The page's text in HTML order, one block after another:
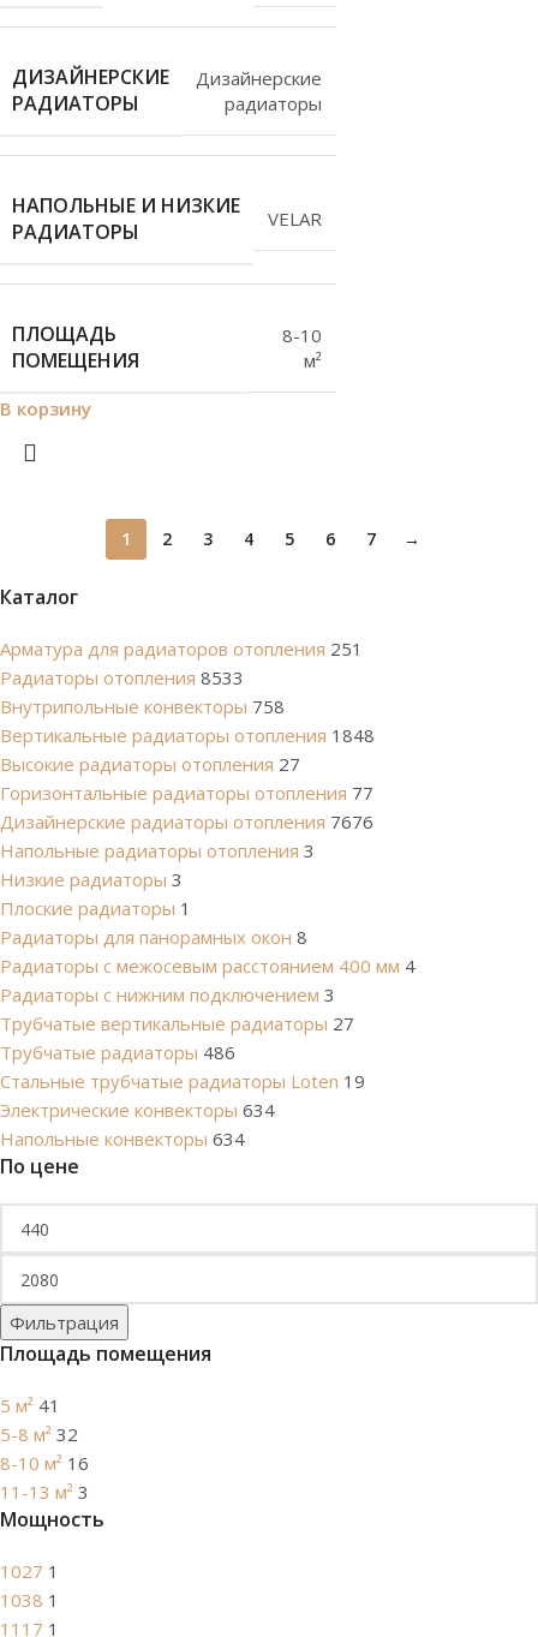
Каталог
Арматура для радиаторов отопления 251
Радиаторы отопления 8533
Внутрипольные конвекторы 758
Вертикальные радиаторы отопления 1848
Высокие радиаторы отопления 27
Горизонтальные радиаторы отопления 77
Дизайнерские радиаторы отопления 7676
Напольные радиаторы отопления 3
Низкие радиаторы 3
Плоские радиаторы 1
Радиаторы для панорамных окон 8
Радиаторы с межосевым расстоянием 400 мм 4
Радиаторы с нижним подключением 3
Трубчатые вертикальные радиаторы 27
Трубчатые радиаторы 486
Cтальные трубчатые радиаторы Loten 19
Электрические конвекторы 634
Напольные конвекторы 634
По цене
Фильтрация
Площадь помещения
5 м² 41
5-8 м² 32
8-10 м² 16
11-13 м² 3
Мощность
1027 1
1038 1
1117 1
ДИЗАЙНЕРСКИЕ
РАДИАТОРЫ
Дизайнерские
радиаторы
НАПОЛЬНЫЕ И НИЗКИЕ
РАДИАТОРЫ
VELAR
ПЛОЩАДЬ
ПОМЕЩЕНИЯ
8-10
м²
В корзину
1 2 3 4 5 6 7 →